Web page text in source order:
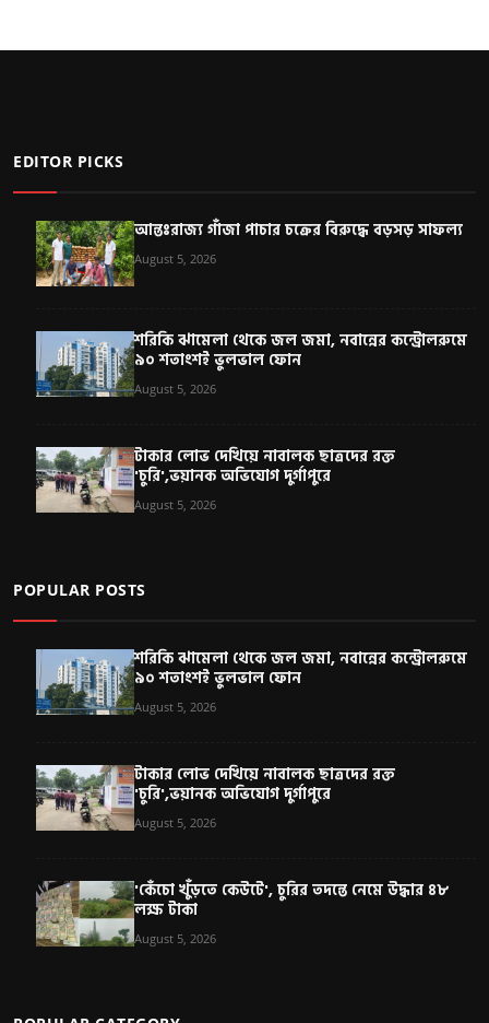
EDITOR PICKS
আন্তঃরাজ্য গাঁজা পাচার চক্রের বিরুদ্ধে বড়সড় সাফল্য
August 5, 2026
শরিকি ঝামেলা থেকে জল জমা, নবান্নের কন্ট্রোলরুমে
৯০ শতাংশই ভুলভাল ফোন
August 5, 2026
টাকার লোভ দেখিয়ে নাবালক ছাত্রদের রক্ত
'চুরি',ভয়ানক অভিযোগ দুর্গাপুরে
August 5, 2026
POPULAR POSTS
শরিকি ঝামেলা থেকে জল জমা, নবান্নের কন্ট্রোলরুমে
৯০ শতাংশই ভুলভাল ফোন
August 5, 2026
টাকার লোভ দেখিয়ে নাবালক ছাত্রদের রক্ত
'চুরি',ভয়ানক অভিযোগ দুর্গাপুরে
August 5, 2026
'কেঁচো খুঁড়তে কেউটে', চুরির তদন্তে নেমে উদ্ধার ৪৮
লক্ষ টাকা
August 5, 2026